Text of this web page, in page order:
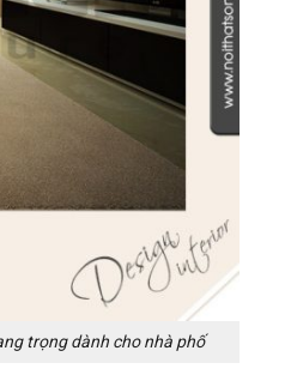
trọng dành cho nhà phố